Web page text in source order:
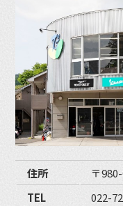
住所
〒
TEL
022-